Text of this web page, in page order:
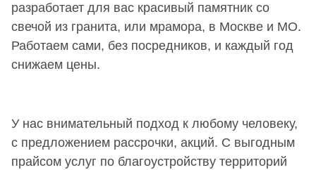
разработает для вас красивый памятник со
свечой из гранита, или мрамора, в Москве и МО.
Работаем сами, без посредников, и каждый год
снижаем цены.
У нас внимательный подход к любому человеку,
с предложением рассрочки, акций. С выгодным
прайсом услуг по благоустройству территорий